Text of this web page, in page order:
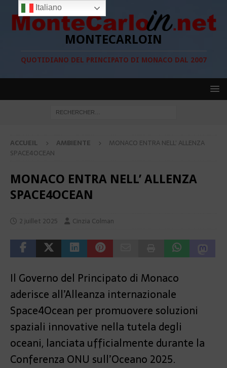
MONTECARLOIN
QUOTIDIANO DEL PRINCIPATO DI MONACO DAL 2007
ACCUEIL AMBIENTE
MONACO ENTRA NELL’ ALLENZA
SPACE4OCEAN
MONACO ENTRA NELL’ ALLENZA
SPACE4OCEAN
2 juillet 2025 Cinzia Colman
Il Governo del Principato di Monaco
aderisce all’Alleanza internazionale
Space4Ocean per promuovere soluzioni
spaziali innovative nella tutela degli
oceani, lanciata ufficialmente durante la
Conferenza ONU sull’Oceano 2025.
Italiano